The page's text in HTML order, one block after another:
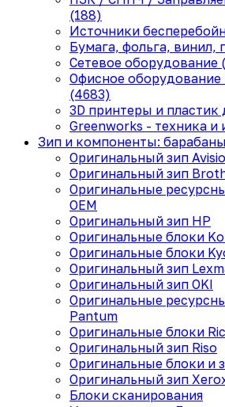
(188)
Источники
Бумага, фольга, винил,
Сетевое оборудование
Офисное оборудование
(4683)
3D принтеры и пластик
Greenworks - техника и
Зип и компоненты:
Оригинальный зип
Оригинальный зип
Оригинальные
OEM
Оригинальный зип HP
Оригинальные блоки
Оригинальные блоки
Оригинальный зип
Оригинальный зип OKI
Оригинальные
Pantum
Оригинальные блоки
Оригинальный зип Riso
Оригинальные блоки и
Оригинальный зип
Блоки сканирования